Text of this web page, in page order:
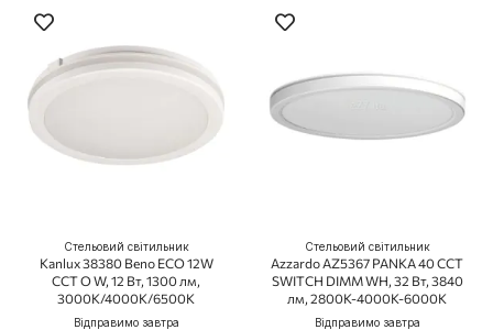
Стельовий світильник
Kanlux 38380 Beno ECO 12W
CCT O W, 12 Вт, 1300 лм,
3000К/4000К/6500К
Відправимо завтра
Стельовий світильник
Azzardo AZ5367 PANKA 40 CCT
SWITCH DIMM WH, 32 Вт, 3840
лм, 2800K-4000K-6000K
Відправимо завтра